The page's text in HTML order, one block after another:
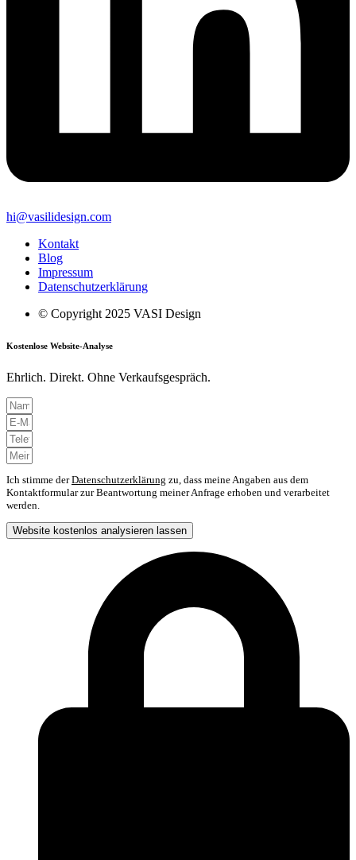
hi@vasilidesign.com
Kontakt
Blog
Impressum
Datenschutzerklärung
© Copyright 2025 VASI Design
Kostenlose Website-Analyse
Ehrlich. Direkt. Ohne Verkaufsgespräch.
Ich stimme derDatenschutzerklärung zu, dass meine Angaben aus dem
Kontaktformular zur Beantwortung meiner Anfrage erhoben und verarbeitet
werden.
Website kostenlos analysieren lassen